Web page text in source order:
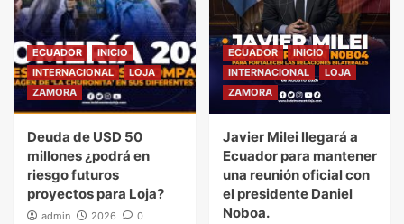
ECUADOR
INICIO
INTERNACIONAL
LOJA
ZAMORA
Deuda de USD 50
millones ¿podrá en
riesgo futuros
proyectos para Loja?
admin 2026 0
ECUADOR
INICIO
INTERNACIONAL
LOJA
ZAMORA
Javier Milei llegará a
Ecuador para mantener
una reunión oficial con
el presidente Daniel
Noboa.